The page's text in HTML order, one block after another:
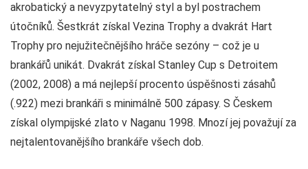
akrobatický a nevyzpytatelný styl a byl postrachem
útočníků. Šestkrát získal Vezina Trophy a dvakrát Hart
Trophy pro nejužitečnějšího hráče sezóny – což je u
brankářů unikát. Dvakrát získal Stanley Cup s Detroitem
(2002, 2008) a má nejlepší procento úspěšnosti zásahů
(.922) mezi brankáři s minimálně 500 zápasy. S Českem
získal olympijské zlato v Naganu 1998. Mnozí jej považují za
nejtalentovanějšího brankáře všech dob.